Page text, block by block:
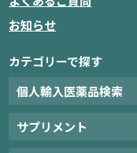
お知らせ
カテゴリーで探す
個人輸入医薬品検索
サプリメント